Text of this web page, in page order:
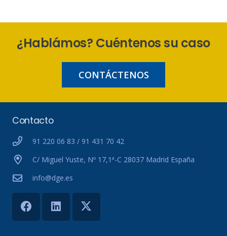
¿Hablámos? Cuéntenos su caso
CONTÁCTENOS
Contacto
91 220 06 83 / 91 431 70 42
C/ Miguel Yuste, Nº 17,1ª-C 28037 Madrid España
info@dge.es